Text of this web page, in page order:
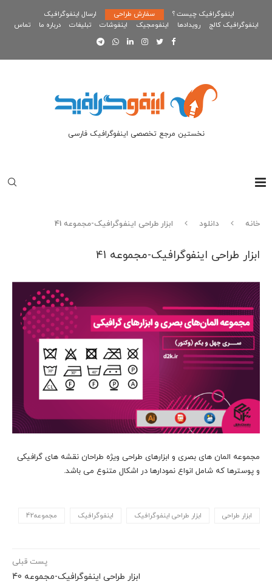
اینفوگرافیک چیست ؟ سفارش طراحی
ارسال اینفوگرافیک
اینفوگرافیک کالج
رویدادها اینفومجیک اینفوشات تبلیغات درباره ما تماس
نخستین مرجع تخصصی اینفوگرافیک فارسی
خانه دانلود ابزار طراحی اینفوگرافیک-مجموعه 41
ابزار طراحی اینفوگرافیک-مجموعه 41
مجموعه المان های بصری و ابزارهای طراحی ویژه طراحان نقشه های گرافیکی
و پوسترها که شامل انواع نمودارها در اشکال متنوع می باشد.
ابزار طراحی ابزار طراحی اینفوگرافیک اینفوگرافیک مجموعه42
پست قبلی
ابزار طراحی اینفوگرافیک-مجموعه 40